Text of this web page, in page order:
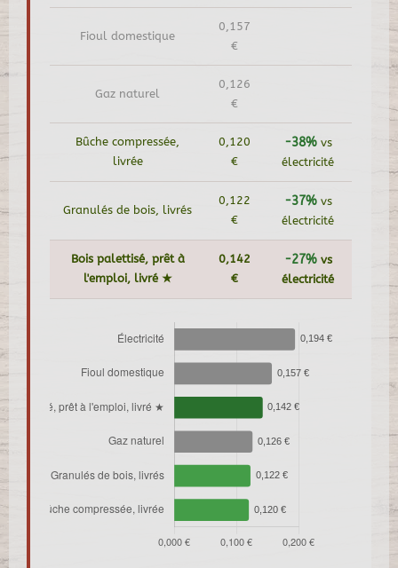
Fioul domestique
0,157
€
Gaz naturel
0,126
€
Bûche compressée,
livrée
0,120
€
-38%vs
électricité
Granulés de bois, livrés
0,122
€
-37%vs
électricité
Bois palettisé, prêt à
l'emploi, livré ★
0,142
€
-27%vs
électricité